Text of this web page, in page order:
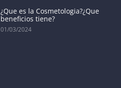
¿Que es la Cosmetologia?¿Que
beneficios tiene?
01/03/2024